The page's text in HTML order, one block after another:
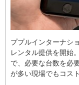
ププルインターナシ
レンタル提供を開始
で、必要な台数を必
が多い現場でもコス